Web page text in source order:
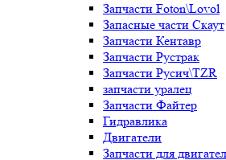
Запчасти Foton\Lovol
Запасные части Скаут
Запчасти Кентавр
Запчасти Рустрак
Запчасти Русич\TZR
запчасти уралец
Запчасти Файтер
Гидравлика
Двигатели
Запчасти для